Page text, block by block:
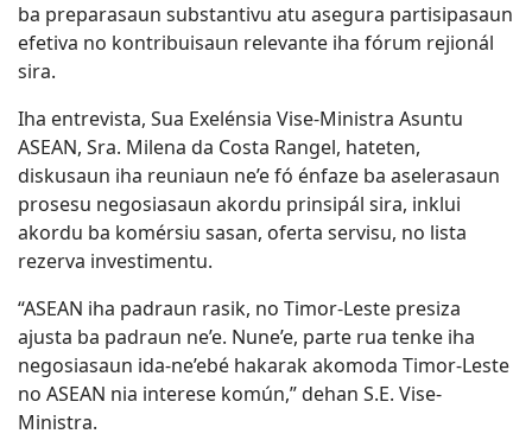
ba preparasaun substantivu atu asegura partisipasaun
efetiva no kontribuisaun relevante iha fórum rejionál
sira.
Iha entrevista, Sua Exelénsia Vise-Ministra Asuntu
ASEAN, Sra. Milena da Costa Rangel, hateten,
diskusaun iha reuniaun ne’e fó énfaze ba aselerasaun
prosesu negosiasaun akordu prinsipál sira, inklui
akordu ba komérsiu sasan, oferta servisu, no lista
rezerva investimentu.
“ASEAN iha padraun rasik, no Timor-Leste presiza
ajusta ba padraun ne’e. Nune’e, parte rua tenke iha
negosiasaun ida-ne’ebé hakarak akomoda Timor-Leste
no ASEAN nia interese komún,” dehan S.E. Vise-
Ministra.